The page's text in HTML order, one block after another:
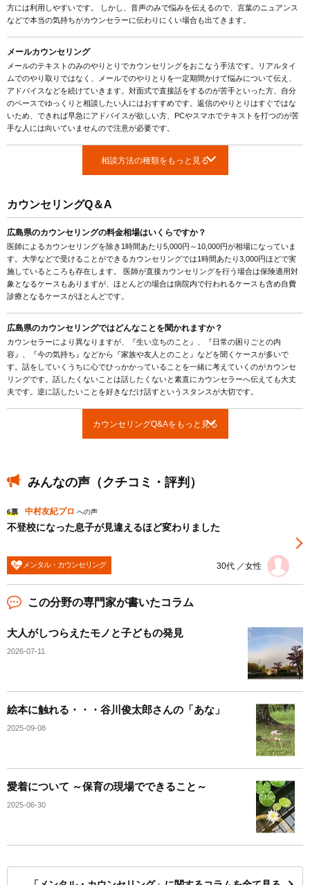
方には利用しやすいです。 しかし、音声のみで悩みを伝えるので、言葉のニュアンス
などで本当の気持ちがカウンセラーに伝わりにくい場合も出てきます。
メールカウンセリング
メールのテキストのみのやりとりでカウンセリングをおこなう手法です。リアルタイ
ムでのやり取りではなく、メールでのやりとりを一定期間かけて悩みについて伝え、
アドバイスなどを続けていきます。対面式で直接話をするのが苦手といった方、自分
のペースでゆっくりと相談したい人にはおすすめです。返信のやりとりはすぐではな
いため、できれば早急にアドバイスが欲しい方、PCやスマホでテキストを打つのが苦
手な人には向いていませんので注意が必要です。
相談方法の種類をもっと見る
カウンセリングQ＆A
広島県のカウンセリングの料金相場はいくらですか？
医師によるカウンセリングを除き1時間あたり5,000円～10,000円が相場になっていま
す。大学などで受けることができるカウンセリングでは1時間あたり3,000円ほどで実
施しているところも存在します。 医師が直接カウンセリングを行う場合は保険適用対
象となるケースもありますが、ほとんどの場合は病院内で行われるケースも含め自費
診療となるケースがほとんどです。
広島県のカウンセリングではどんなことを聞かれますか？
カウンセラーにより異なりますが、『生い立ちのこと』、『日常の困りごとの内
容』、『今の気持ち』などから『家族や友人とのこと』などを聞くケースが多いで
す。話をしていくうちに心でひっかかっていることを一緒に考えていくのがカウンセ
リングです。話したくないことは話したくないと素直にカウンセラーへ伝えても大丈
夫です。逆に話したいことを好きなだけ話すというスタンスが大切です。
カウンセリングQ&Aをもっと見る
みんなの声（クチコミ・評判）
6票 中村友紀プロ への声
不登校になった息子が見違えるほど変わりました
メンタル・カウンセリング 30代 ／女性
この分野の専門家が書いたコラム
大人がしつらえたモノと子どもの発見
2026-07-11
絵本に触れる・・・谷川俊太郎さんの「あな」
2025-09-08
愛着について ～保育の現場でできること～
2025-06-30